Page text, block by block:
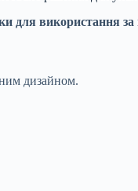
для використання
дизайном.